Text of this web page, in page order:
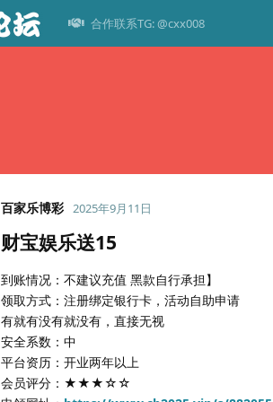
合作联系TG: @cxx008
百家乐博彩 2025年9月11日
财宝娱乐送15
到账情况：不建议充值 黑款自行承担】
领取方式：注册绑定银行卡，活动自助申请
有就有没有就没有，直接无视
安全系数：中
平台资历：开业两年以上
会员评分：★★★☆☆